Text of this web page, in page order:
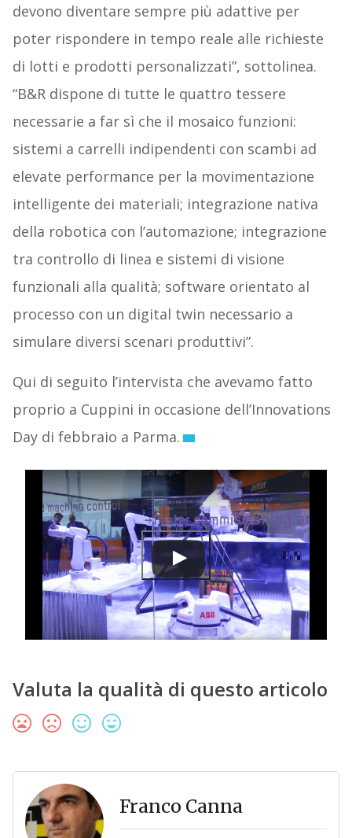
devono diventare sempre più adattive per
poter rispondere in tempo reale alle richieste
di lotti e prodotti personalizzati”, sottolinea.
“B&R dispone di tutte le quattro tessere
necessarie a far sì che il mosaico funzioni:
sistemi a carrelli indipendenti con scambi ad
elevate performance per la movimentazione
intelligente dei materiali; integrazione nativa
della robotica con l’automazione; integrazione
tra controllo di linea e sistemi di visione
funzionali alla qualità; software orientato al
processo con un digital twin necessario a
simulare diversi scenari produttivi”.
Qui di seguito l’intervista che avevamo fatto
proprio a Cuppini in occasione dell’Innovations
Day di febbraio a Parma.
Valuta la qualità di questo articolo
Franco Canna